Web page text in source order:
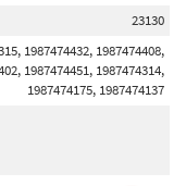
23130
1987474432, 1987474408,
1987474451, 1987474314,
1987474175, 1987474137